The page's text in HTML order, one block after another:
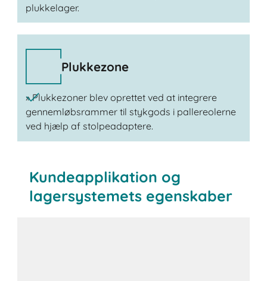
plukkelager.
Plukkezone
» Plukkezoner blev oprettet ved at integrere
gennemløbsrammer til stykgods i pallereolerne
ved hjælp af stolpeadaptere.
Kundeapplikation og
lagersystemets egenskaber